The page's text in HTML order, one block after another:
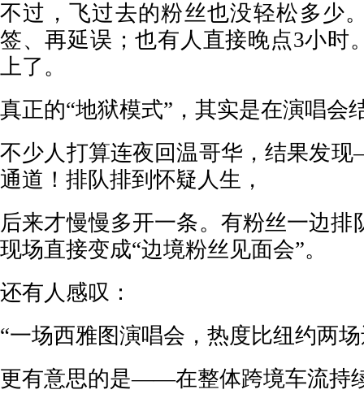
不过，飞过去的粉丝也没轻松多少
签、再延误；也有人直接晚点3小
上了。
真正的“地狱模式”，其实是在演唱会
不少人打算连夜回温哥华，结果发
通道！排队排到怀疑人生，
后来才慢慢多开一条。有粉丝一边排
现场直接变成“边境粉丝见面会”。
还有人感叹：
“一场西雅图演唱会，热度比纽约两
更有意思的是——在整体跨境车流持